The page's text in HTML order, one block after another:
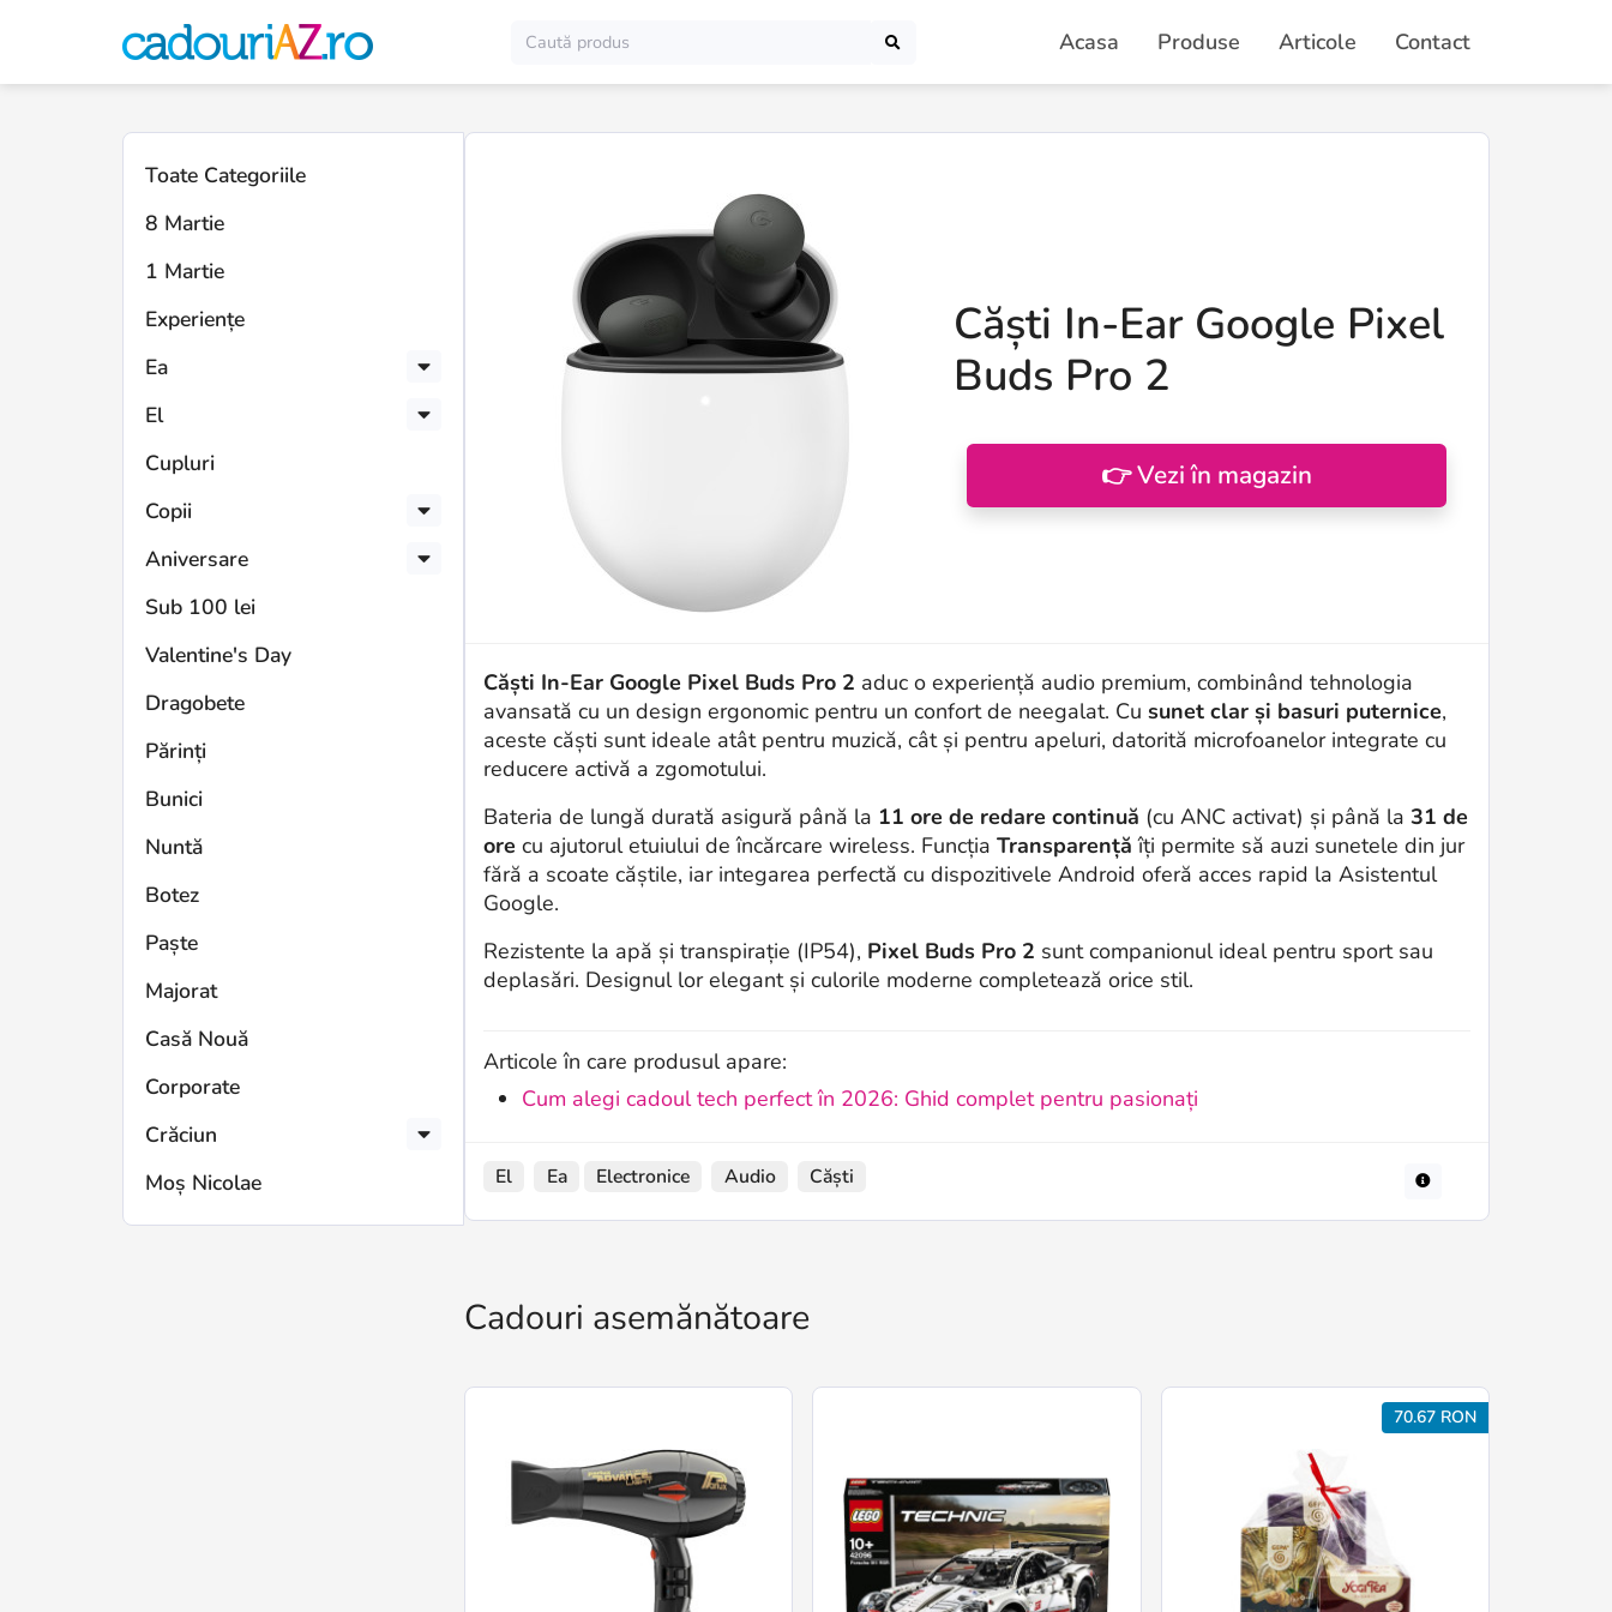
Acasa Produse Articole Contact
Toate Categoriile
8 Martie
1 Martie
Experiențe
Ea
El
Cupluri
Copii
Aniversare
Sub 100 lei
Valentine's Day
Dragobete
Părinți
Bunici
Nuntă
Botez
Paște
Majorat
Casă Nouă
Corporate
Crăciun
Moș Nicolae
Căști In-Ear Google Pixel
Buds Pro 2
👉 Vezi în magazin
Căști In-Ear Google Pixel Buds Pro 2 aduc o experiență audio premium, combinând tehnologia
avansată cu un design ergonomic pentru un confort de neegalat. Cu sunet clar și basuri puternice,
aceste căști sunt ideale atât pentru muzică, cât și pentru apeluri, datorită microfoanelor integrate cu
reducere activă a zgomotului.
Bateria de lungă durată asigură până la 11 ore de redare continuă (cu ANC activat) și până la 31 de
ore cu ajutorul etuiului de încărcare wireless. Funcția Transparență îți permite să auzi sunetele din jur
fără a scoate căștile, iar integarea perfectă cu dispozitivele Android oferă acces rapid la Asistentul
Google.
Rezistente la apă și transpirație (IP54), Pixel Buds Pro 2 sunt companionul ideal pentru sport sau
deplasări. Designul lor elegant și culorile moderne completează orice stil.
Articole în care produsul apare:
Cum alegi cadoul tech perfect în 2026: Ghid complet pentru pasionați
El Ea Electronice Audio Căști
Cadouri asemănătoare
70.67 RON